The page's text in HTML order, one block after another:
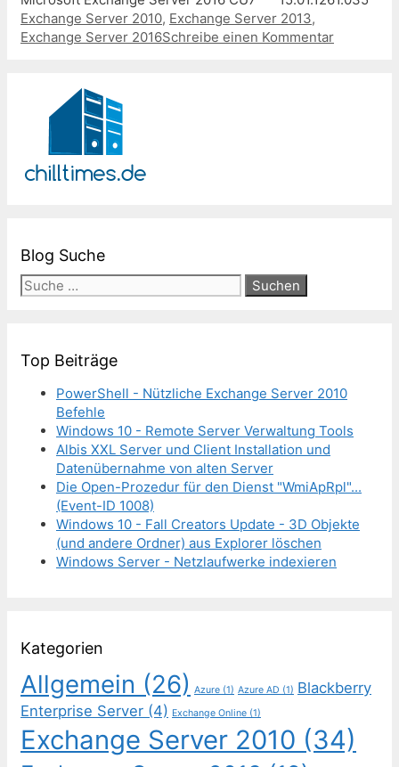
Kategorien
Exchange Server 2010, Exchange Server 2013,
Exchange Server 2016Schreibe einen Kommentar
Blog Suche
Suche
nach:
Top Beiträge
PowerShell - Nützliche Exchange Server 2010
Befehle
Windows 10 - Remote Server Verwaltung Tools
Albis XXL Server und Client Installation und
Datenübernahme von alten Server
Die Open-Prozedur für den Dienst "WmiApRpl"...
(Event-ID 1008)
Windows 10 - Fall Creators Update - 3D Objekte
(und andere Ordner) aus Explorer löschen
Windows Server - Netzlaufwerke indexieren
Kategorien
Allgemein (26) Azure (1) Azure AD (1) Blackberry
Enterprise Server (4) Exchange Online (1)
Exchange Server 2010 (34)